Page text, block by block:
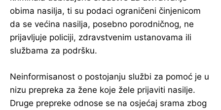
obima nasilja, ti su podaci ograničeni činjenicom
da se većina nasilja, posebno porodničnog, ne
prijavljuje policiji, zdravstvenim ustanovama ili
službama za podršku.
Neinformisanost o postojanju službi za pomoć je u
nizu prepreka za žene koje žele prijaviti nasilje.
Druge prepreke odnose se na osjećaj srama zbog